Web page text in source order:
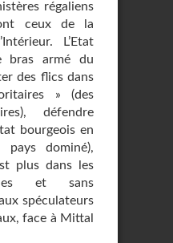
régaliens
ceux de la
L’Etat
bras armé du
des flics dans
» (des
défendre
bourgeois en
dominé),
plus dans les
et sans
spéculateurs
face à Mittal